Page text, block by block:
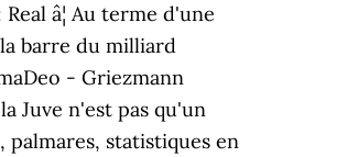
â¦ Au terme d'une
barre du milliard
- Griezmann
Juve n'est pas qu'un
statistiques en